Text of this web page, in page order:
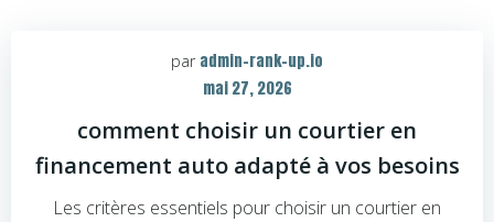
par admin-rank-up.io
mai 27, 2026
comment choisir un courtier en
financement auto adapté à vos besoins
Les critères essentiels pour choisir un courtier en